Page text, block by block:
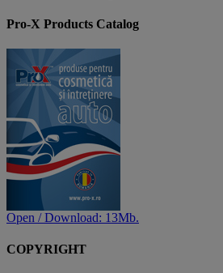
Pro-X Products Catalog
Open / Download: 13Mb.
COPYRIGHT